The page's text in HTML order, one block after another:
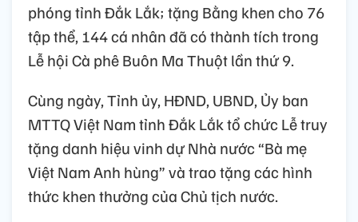
phóng tỉnh Đắk Lắk; tặng Bằng khen cho 76
tập thể, 144 cá nhân đã có thành tích trong
Lễ hội Cà phê Buôn Ma Thuột lần thứ 9.
Cùng ngày, Tỉnh ủy, HĐND, UBND, Ủy ban
MTTQ Việt Nam tỉnh Đắk Lắk tổ chức Lễ truy
tặng danh hiệu vinh dự Nhà nước “Bà mẹ
Việt Nam Anh hùng” và trao tặng các hình
thức khen thưởng của Chủ tịch nước.